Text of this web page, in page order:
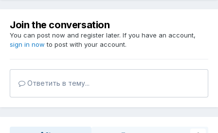
Join the conversation
You can post now and register later. If you have an account,
sign in now to post with your account.
Ответить в тему...